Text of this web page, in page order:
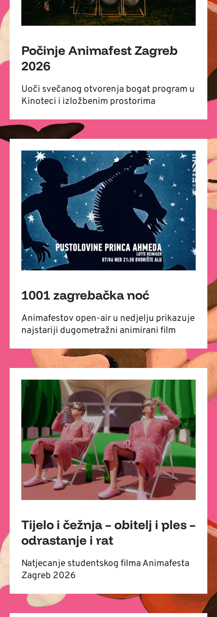
Počinje Animafest Zagreb
2026
Uoči svečanog otvorenja bogat program u
Kinoteci i izložbenim prostorima
1001 zagrebačka noć
Animafestov open-air u nedjelju prikazuje
najstariji dugometražni animirani film
Tijelo i čežnja – obitelj i ples –
odrastanje i rat
Natjecanje studentskog filma Animafesta
Zagreb 2026